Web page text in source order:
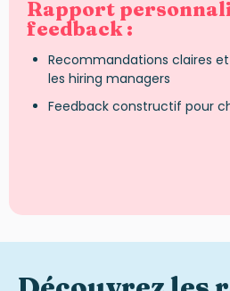
Rapport
feedback :
Recommandations claires
les hiring managers
Feedback constructif pour